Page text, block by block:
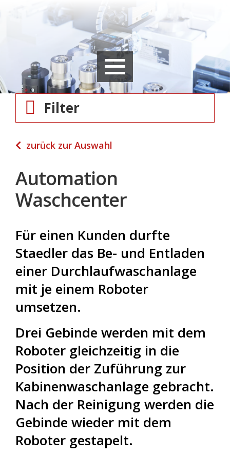
Filter
zurück zur Auswahl
Automation
Waschcenter
Für einen Kunden durfte
Staedler das Be- und Entladen
einer Durchlaufwaschanlage
mit je einem Roboter
umsetzen.
Drei Gebinde werden mit dem
Roboter gleichzeitig in die
Position der Zuführung zur
Kabinenwaschanlage gebracht.
Nach der Reinigung werden die
Gebinde wieder mit dem
Roboter gestapelt.